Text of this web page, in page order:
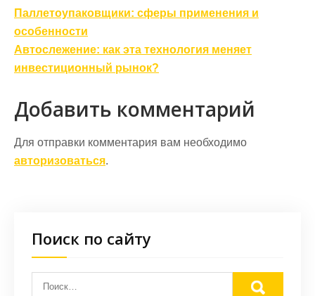
Навигация
по
записям
Паллетоупаковщики: сферы применения и
особенности
Автослежение: как эта технология меняет
инвестиционный рынок?
Добавить комментарий
Для отправки комментария вам необходимо
авторизоваться.
Поиск по сайту